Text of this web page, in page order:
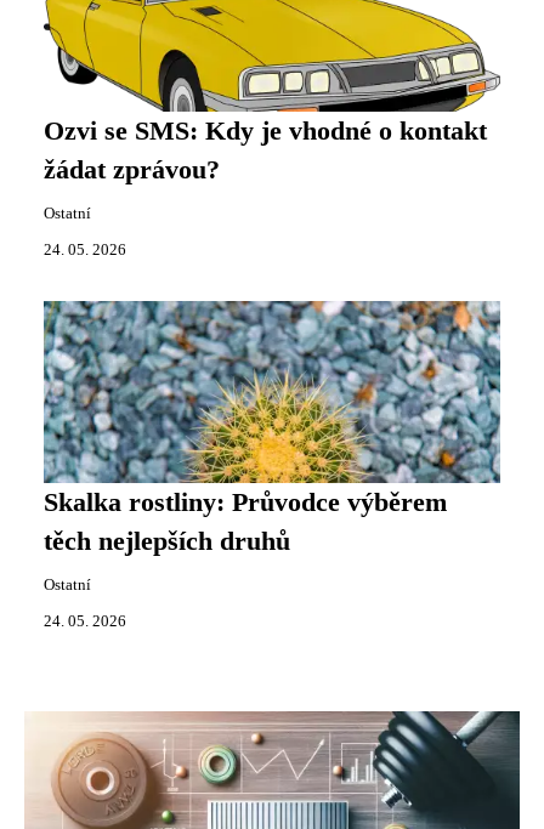
Ozvi se SMS: Kdy je vhodné o kontakt
žádat zprávou?
Ostatní
24. 05. 2026
Skalka rostliny: Průvodce výběrem
těch nejlepších druhů
Ostatní
24. 05. 2026